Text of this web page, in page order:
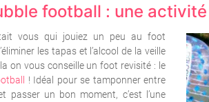
football : une activité
vous qui jouiez un peu au foot
les tapas et l’alcool de la veille
on vous conseille un foot revisité : le
! Idéal pour se tamponner entre
passer un bon moment, c’est l’une